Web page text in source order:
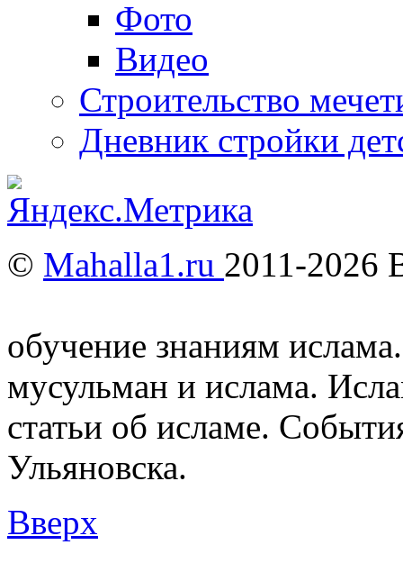
Фото
Видео
Строительство
Дневник стройки
© Mahalla1.ru 2011-2026
обучение знаниям
мусульман и ислама.
статьи об исламе.
Ульяновска.
Вверх